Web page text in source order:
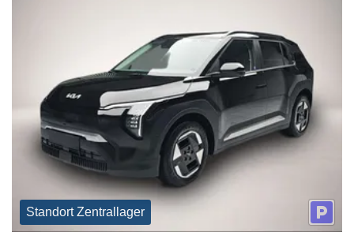
Standort Zentrallager